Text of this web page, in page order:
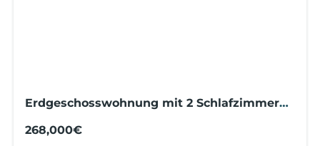
Erdgeschosswohnung mit 2 Schlafzimmern,
Gemeinschaftspool und nur 800 m vom
268,000€